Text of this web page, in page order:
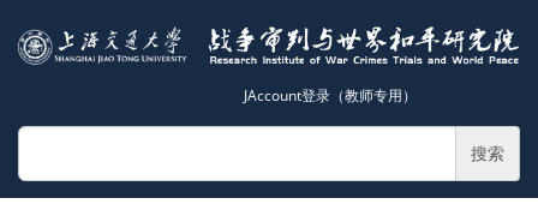
JAccount登录（教师专用）
搜索